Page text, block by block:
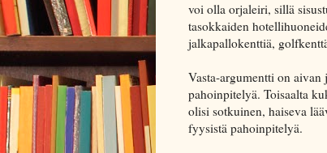
voi olla orjaleiri, sillä
tasokkaiden
jalkapallokenttiä,
Vasta-argumentti on
pahoinpitelyä. Toisaalta
olisi sotkuinen, haiseva
fyysistä pahoinpitelyä.